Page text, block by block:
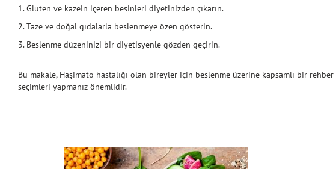
Gluten ve kazein içeren besinleri diyetinizden çıkarın.
Taze ve doğal gıdalarla beslenmeye özen gösterin.
Beslenme düzeninizi bir diyetisyenle gözden geçirin.
Bu makale, Haşimato hastalığı olan bireyler için beslenme üzerine kapsamlı bir
seçimleri yapmanız önemlidir.